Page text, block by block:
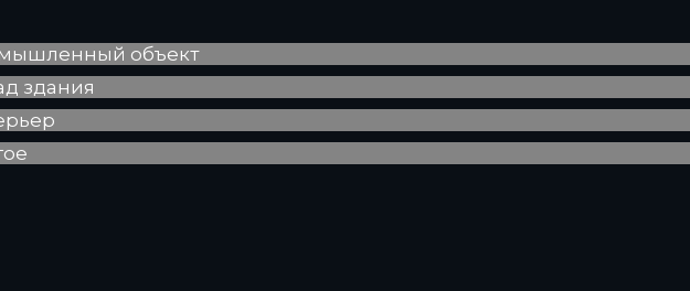
объект
здания